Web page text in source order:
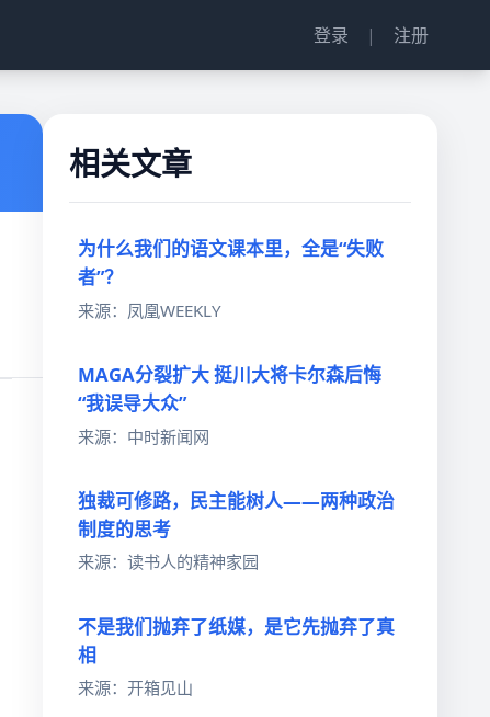
登录 | 注册
相关文章
为什么我们的语文课本里，全是“失败
者”？
来源：凤凰WEEKLY
MAGA分裂扩大 挺川大将卡尔森后悔
“我误导大众”
来源：中时新闻网
独裁可修路，民主能树人——两种政治
制度的思考
来源：读书人的精神家园
不是我们抛弃了纸媒，是它先抛弃了真
相
来源：开箱见山